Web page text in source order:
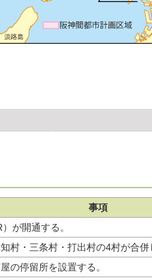
事項
が開通する。
村・三条村・打出村の4村が合
の停留所を設置する。